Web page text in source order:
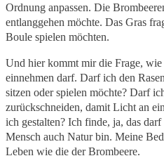
Ordnung anpassen. Die
entlanggehen möchte. Das Gras
Boule spielen möchten.
Und hier kommt mir die Frage,
einnehmen darf. Darf ich den
sitzen oder spielen möchte? Darf
zurückschneiden, damit Licht an
ich gestalten? Ich finde, ja, das
Mensch auch Natur bin. Meine
Leben wie die der Brombeere.